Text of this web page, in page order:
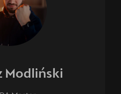
Modliński